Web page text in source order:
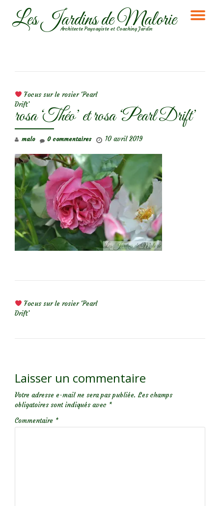
AllerLes Jardins de Malorie
Architecte Paysagiste et Coaching Jardin
Focus sur le rosier ‘Pearl
Drift’
rosa ‘Théo’ et rosa ‘Pearl Drift’
malo 10 avril 2019
0 commentaires
Focus sur le rosier ‘Pearl
Drift’
Laisser un commentaire
Votre adresse e-mail ne sera pas publiée. Les champs
obligatoires sont indiqués avec *
Commentaire *